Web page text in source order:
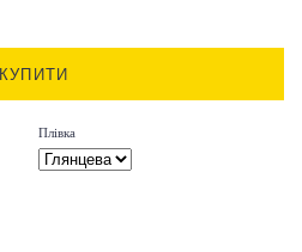
КУПИТИ
Плівка